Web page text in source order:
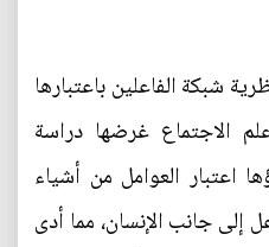
شبكة الفاعلين باعتبارها
الاجتماع غرضها دراسة
اعتبار العوامل من أشياء
إلى جانب الإنسان، مما أدى